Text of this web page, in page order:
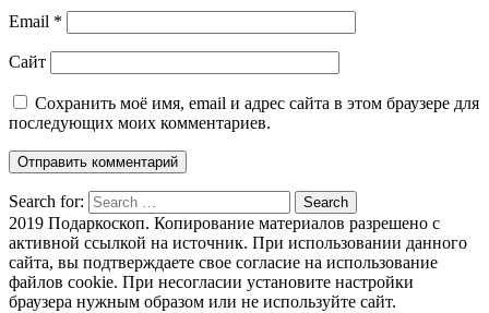
Email *
Сайт
Сохранить моё имя, email и адрес сайта в этом браузере для
последующих моих комментариев.
Search for: Search
2019 Подаркоскоп. Копирование материалов разрешено с
активной ссылкой на источник. При использовании данного
сайта, вы подтверждаете свое согласие на использование
файлов cookie. При несогласии установите настройки
браузера нужным образом или не используйте сайт.